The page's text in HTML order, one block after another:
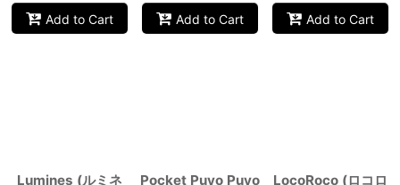
Add to Cart Add to Cart Add to Cart
Lumines (ルミネ
Pocket Puyo Puyo
LocoRoco (ロコロ